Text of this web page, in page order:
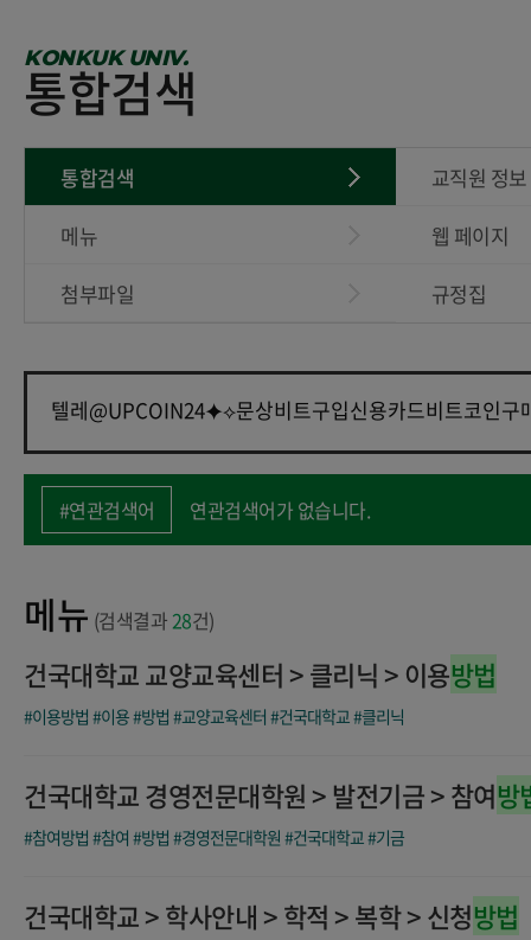
KONKUK UNIV.
통합검색
통합검색
교직원 정보
메뉴
웹 페이지
첨부파일
규정집
#연관검색어 연관검색어가 없습니다.
메뉴 (검색결과 28건)
건국대학교 교양교육센터 > 클리닉 > 이용방법
#이용방법 #이용#방법 #교양교육센터 #건국대학교#클리닉
건국대학교 경영전문대학원 > 발전기금 > 참여방
#참여방법 #참여 #방법 #경영전문대학원 #건국대학교#기금
건국대학교 > 학사안내 > 학적 > 복학 > 신청방법